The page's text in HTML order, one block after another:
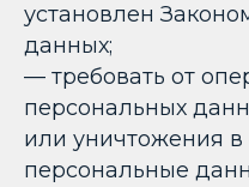
установлен
данных;
— требовать от
персональных
или уничтожения в
персональные